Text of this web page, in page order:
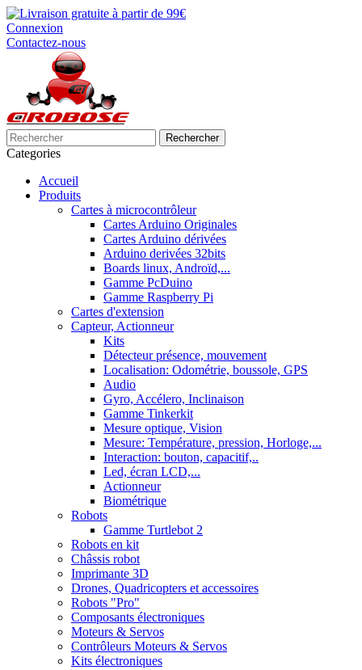
Connexion
Contactez-nous
Rechercher
Categories
Accueil
Produits
Cartes à microcontrôleur
Cartes Arduino Originales
Cartes Arduino dérivées
Arduino derivées 32bits
Boards linux, Androïd,...
Gamme PcDuino
Gamme Raspberry Pi
Cartes d'extension
Capteur, Actionneur
Kits
Détecteur présence, mouvement
Localisation: Odométrie, boussole, GPS
Audio
Gyro, Accélero, Inclinaison
Gamme Tinkerkit
Mesure optique, Vision
Mesure: Température, pression, Horloge,...
Interaction: bouton, capacitif,..
Led, écran LCD,...
Actionneur
Biométrique
Robots
Gamme Turtlebot 2
Robots en kit
Châssis robot
Imprimante 3D
Drones, Quadricopters et accessoires
Robots "Pro"
Composants électroniques
Moteurs & Servos
Contrôleurs Moteurs & Servos
Kits électroniques